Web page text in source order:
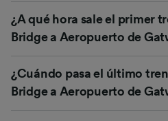
¿A qué hora sale el primer
Bridge a Aeropuerto de
¿Cuándo pasa el último
Bridge a Aeropuerto de